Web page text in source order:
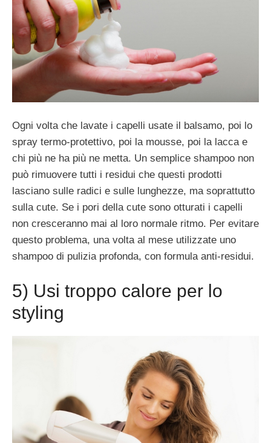
Ogni volta che lavate i capelli usate il balsamo, poi lo
spray termo-protettivo, poi la mousse, poi la lacca e
chi più ne ha più ne metta. Un semplice shampoo non
può rimuovere tutti i residui che questi prodotti
lasciano sulle radici e sulle lunghezze, ma soprattutto
sulla cute. Se i pori della cute sono otturati i capelli
non cresceranno mai al loro normale ritmo. Per evitare
questo problema, una volta al mese utilizzate uno
shampoo di pulizia profonda, con formula anti-residui.
5) Usi troppo calore per lo
styling